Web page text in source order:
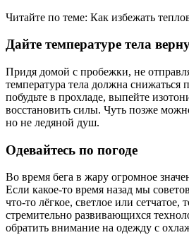
Читайте по теме: Как избежать
Дайте температуре тела
Придя домой с пробежки, не
температура тела должна снижаться
побудьте в прохладе, выпейте
восстановить силы. Чуть позже
но не ледяной душ.
Одевайтесь по погоде
Во время бега в жару огромное
Если какое-то время назад мы
что-то лёгкое, светлое или сетчатое,
стремительно развивающихся
обратить внимание на одежду с